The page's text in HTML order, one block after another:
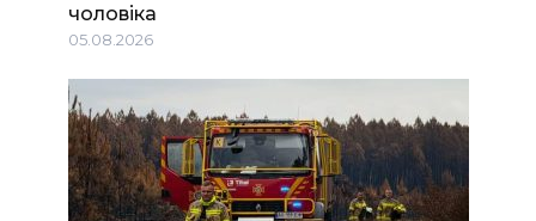
чоловіка
05.08.2026